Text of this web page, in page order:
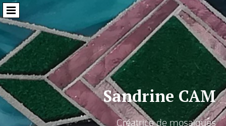
Sandrine CAM